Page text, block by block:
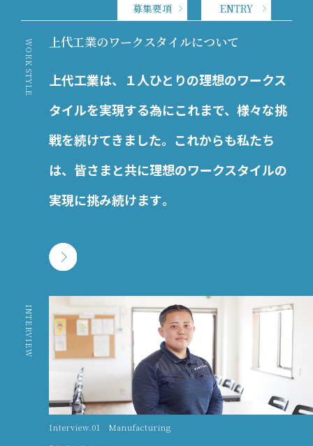
募集要項 ENTRY
WORK STYLE 上代工業のワークスタイルについて
上代工業は、１人ひとりの理想のワークス
タイルを実現する為にこれまで、様々な挑
戦を続けてきました。これからも私たち
は、皆さまと共に理想のワークスタイルの
実現に挑み続けます｡
INTERVIEW
Interview.01 Manufacturing